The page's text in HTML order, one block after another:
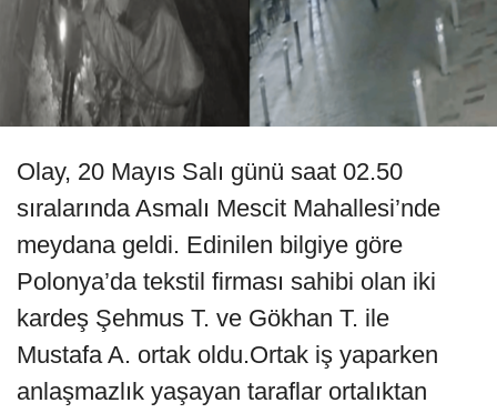
Olay, 20 Mayıs Salı günü saat 02.50
sıralarında Asmalı Mescit Mahallesi’nde
meydana geldi. Edinilen bilgiye göre
Polonya’da tekstil firması sahibi olan iki
kardeş Şehmus T. ve Gökhan T. ile
Mustafa A. ortak oldu.Ortak iş yaparken
anlaşmazlık yaşayan taraflar ortalıktan